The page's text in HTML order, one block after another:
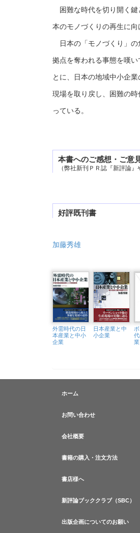
困難な時代を切り開く鍵
本のモノづくりの再生に向
日本の「モノづくり」の
拠点を奪われる事態を嘆
とに、日本の地域中小企
現場を取り戻し、困難の
っている。
本書へのご感想・ご意
（弊社新刊ＰＲ誌『新評論
好評既刊書
加藤秀雄
外需時代の日
本産業と中小
企業
日本産業と中
小企業
業
ホーム
お問い合わせ
会社概要
書籍の購入・注文方法
書店様へ
新評論ブッククラブ（SBC）
出版企画についてのお願い